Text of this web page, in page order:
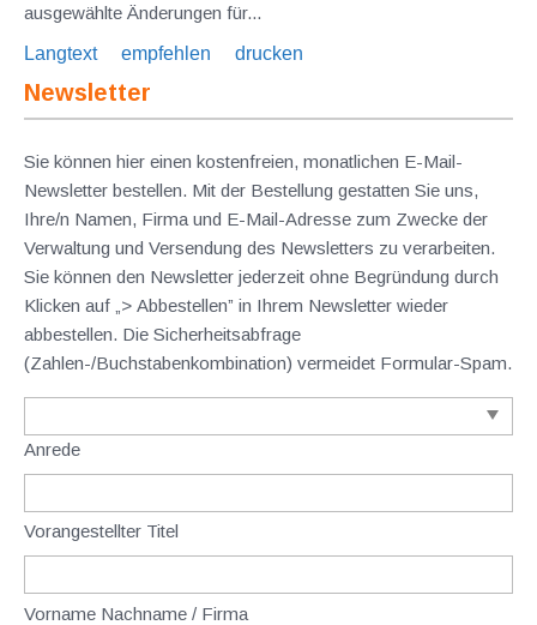
ausgewählte Änderungen für...
Langtext
empfehlen drucken
Newsletter
Sie können hier einen kostenfreien, monatlichen E-Mail-
Newsletter bestellen. Mit der Bestellung gestatten Sie uns,
Ihre/n Namen, Firma und E-Mail-Adresse zum Zwecke der
Verwaltung und Versendung des Newsletters zu verarbeiten.
Sie können den Newsletter jederzeit ohne Begründung durch
Klicken auf „> Abbestellen” in Ihrem Newsletter wieder
abbestellen. Die Sicherheitsabfrage
(Zahlen-/Buchstabenkombination) vermeidet Formular-Spam.
Anrede
Vorangestellter Titel
Vorname Nachname / Firma